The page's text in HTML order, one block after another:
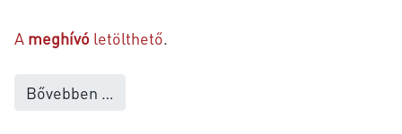
A meghívó letölthető.
Bővebben …